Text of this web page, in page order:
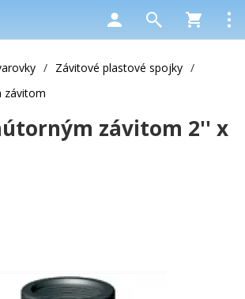
/ Závitové plastové spojky /
závitom
závitom 2'' x